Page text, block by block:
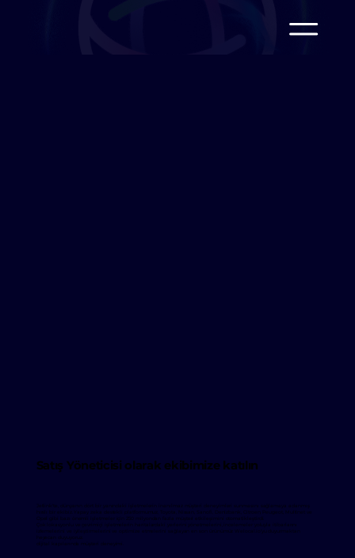
Satış Yöneticisi olarak ekibimize katılın
Jetlink'te, dünyanın dört bir yanındaki işletmelerin inanılmaz müşteri deneyimleri sunmasını sağlamaya adanmış
hırslı bir ekibiz. Yapay zeka destekli platformumuz, Toyota, Nissan, Sanofi, Denizbank, Citroen, Peugeot, Multinet ve
Opel gibi bazı önemli işletmeler için 250 milyondan fazla müşteri etkileşimini otomatikleştirdi.
Çok lokasyonlu ve çevrimiçi işletmelerin haritalardaki yerlerini yönetmelerini, incelemeler yoluyla itibarlarını
izlemelerini ve iyileştirmelerini ve optimize etmelerini sağlayan en son ürünümüz Welocal.io'yu duyurmaktan
heyecan duyuyoruz.